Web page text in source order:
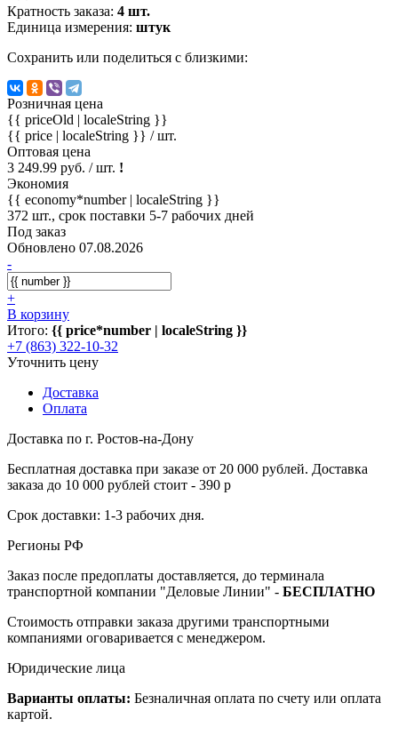
Кратность заказа: 4 шт.
Единица измерения: штук
Сохранить или поделиться с близкими:
Розничная цена
{{ priceOld | localeString }}
{{ price | localeString }} / шт.
Оптовая цена
3 249.99 руб. / шт. !
Экономия
{{ economy*number | localeString }}
372 шт., срок поставки 5-7 рабочих дней
Под заказ
Обновлено 07.08.2026
-
+
В корзину
Итого: {{ price*number | localeString }}
+7 (863) 322-10-32
Уточнить цену
Доставка
Оплата
Доставка по г. Ростов-на-Дону
Бесплатная доставка при заказе от 20 000 рублей. Доставка
заказа до 10 000 рублей стоит - 390 р
Срок доставки: 1-3 рабочих дня.
Регионы РФ
Заказ после предоплаты доставляется, до терминала
транспортной компании "Деловые Линии" - БЕСПЛАТНО
Стоимость отправки заказа другими транспортными
компаниями оговаривается с менеджером.
Юридические лица
Варианты оплаты: Безналичная оплата по счету или оплата
картой.